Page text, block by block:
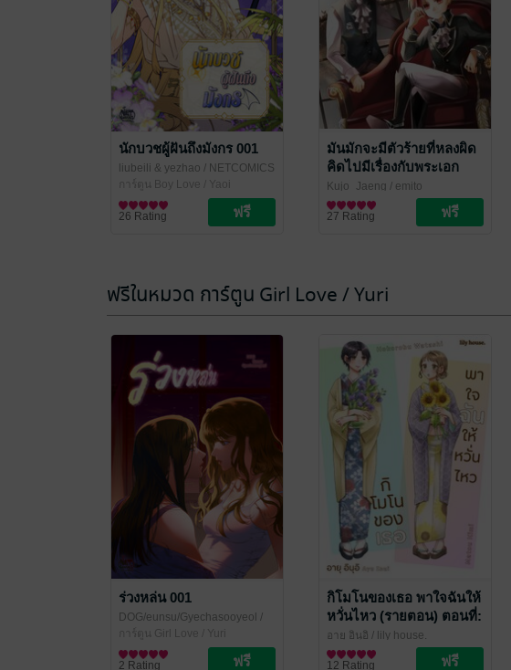
นักบวชผู้ฝันถึงมังกร 001
liubeili & yezhao / NETCOMICS
การ์ตูน Boy Love / Yaoi
26 Rating
มันมักจะมีตัวร้ายที่หลงผิด
คิดไปมีเรื่องกับพระเอก
[การ์ตูน]
Kujo_Jaeng / emito
การ์ตูน Boy Love / Yaoi
27 Rating
ฟรีในหมวด การ์ตูน Girl Love / Yuri
ร่วงหล่น 001
DOG/eunsu/Gyechasooyeol /
NETCOMICS
การ์ตูน Girl Love / Yuri
2 Rating
กิโมโนของเธอ พาใจฉันให้
หวั่นไหว (รายตอน) ตอนที่:
3อายุ อินุอิ / lily house.
การ์ตูน Girl Love / Yuri
12 Rating